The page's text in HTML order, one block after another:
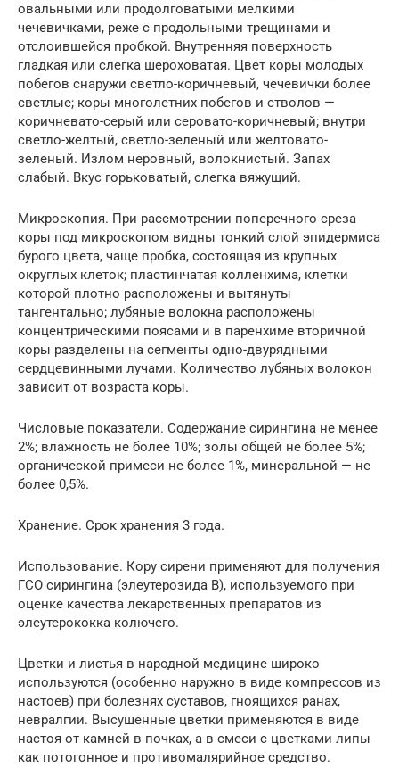
овальными или продолговатыми мелкими
чечевичками, реже с продольными трещинами и
отслоившейся пробкой. Внутренняя поверхность
гладкая или слегка шероховатая. Цвет коры молодых
побегов снаружи светло-коричневый, чечевички более
светлые; коры многолетних побегов и стволов —
коричневато-серый или серовато-коричневый; внутри
светло-желтый, светло-зеленый или желтовато-
зеленый. Излом неровный, волокнистый. Запах
слабый. Вкус горьковатый, слегка вяжущий.
Микроскопия. При рассмотрении поперечного среза
коры под микроскопом видны тонкий слой эпидермиса
бурого цвета, чаще пробка, состоящая из крупных
округлых клеток; пластинчатая колленхима, клетки
которой плотно расположены и вытянуты
тангентально; лубяные волокна расположены
концентрическими поясами и в паренхиме вторичной
коры разделены на сегменты одно-двурядными
сердцевинными лучами. Количество лубяных волокон
зависит от возраста коры.
Числовые показатели. Содержание сирингина не менее
2%; влажность не более 10%; золы общей не более 5%;
органической примеси не более 1%, минеральной — не
более 0,5%.
Хранение. Срок хранения 3 года.
Использование. Кору сирени применяют для получения
ГСО сирингина (элеутерозида В), используемого при
оценке качества лекарственных препаратов из
элеутерококка колючего.
Цветки и листья в народной медицине широко
используются (особенно наружно в виде компрессов из
настоев) при болезнях суставов, гноящихся ранах,
невралгии. Высушенные цветки применяются в виде
настоя от камней в почках, а в смеси с цветками липы
как потогонное и противомалярийное средство.